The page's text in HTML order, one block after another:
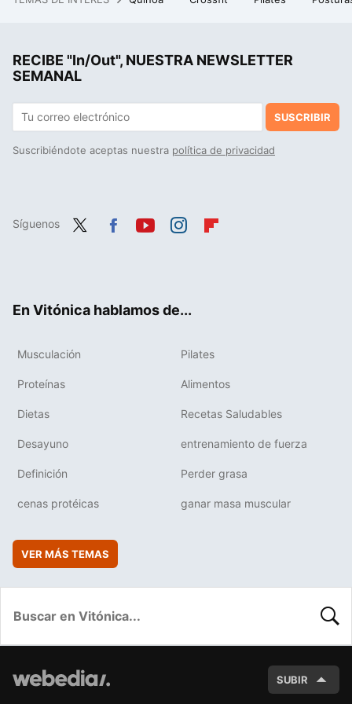
El outlet de El Corte Inglés liquida las sábanas de algodón tan cómodas y elegantes como las de un hotel
RECIBE "In/Out", NUESTRA NEWSLETTER
SEMANAL
SUSCRIBIR
Suscribiéndote aceptas nuestra política de privacidad
Síguenos
En Vitónica hablamos de...
Musculación Pilates
Proteínas Alimentos
Dietas Recetas Saludables
Desayuno entrenamiento de fuerza
Definición Perder grasa
cenas protéicas ganar masa muscular
VER MÁS TEMAS
SUBIR